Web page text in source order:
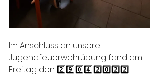
Im Anschluss an unsere
Jugendfeuerwehrübung fand am
Freitag den 2️⃣9️⃣.0️⃣4️⃣.2️⃣0️⃣2️⃣2️⃣